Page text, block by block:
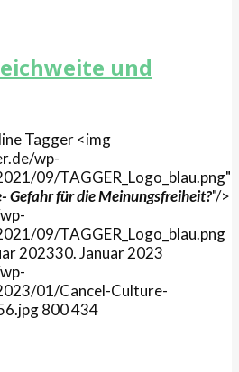
und
Tagger<img
wp-
09/TAGGER_Logo_blau.png"
Gefahr für die Meinungsfreiheit?"/>
09/TAGGER_Logo_blau.png
202330. Januar 2023
01/Cancel-Culture-
800434